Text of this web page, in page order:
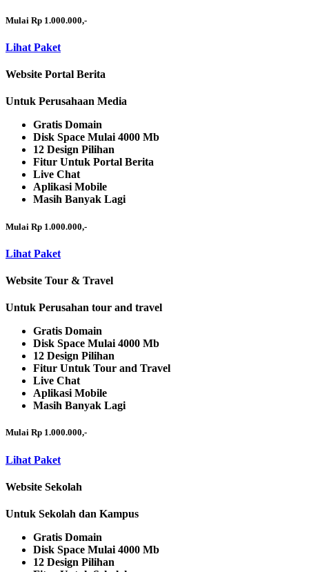
Mulai Rp 1.000.000,-
Lihat Paket
Website Portal Berita
Untuk Perusahaan Media
Gratis Domain
Disk Space Mulai 4000 Mb
12 Design Pilihan
Fitur Untuk Portal Berita
Live Chat
Aplikasi Mobile
Masih Banyak Lagi
Mulai Rp 1.000.000,-
Lihat Paket
Website Tour & Travel
Untuk Perusahan tour and travel
Gratis Domain
Disk Space Mulai 4000 Mb
12 Design Pilihan
Fitur Untuk Tour and Travel
Live Chat
Aplikasi Mobile
Masih Banyak Lagi
Mulai Rp 1.000.000,-
Lihat Paket
Website Sekolah
Untuk Sekolah dan Kampus
Gratis Domain
Disk Space Mulai 4000 Mb
12 Design Pilihan